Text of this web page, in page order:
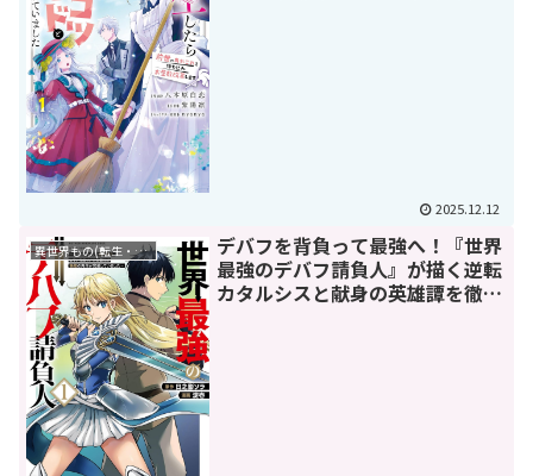
2025.12.12
異世界もの(転生・転移・成り上がり・異世界ファンタジー)
デバフを背負って最強へ！『世界
最強のデバフ請負人』が描く逆転
カタルシスと献身の英雄譚を徹底